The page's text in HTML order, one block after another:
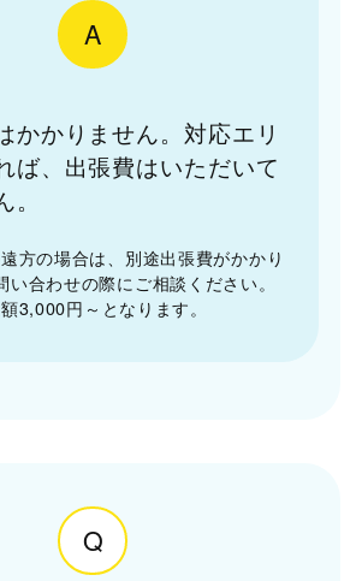
A
かかりません。対応エリ
ば、出張費はいただいて
方の場合は、別途出張費がかかり
い合わせの際にご相談ください。
3,000円～となります。
Q